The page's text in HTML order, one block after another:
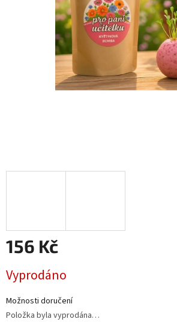
156 Kč
cena:
Vyprodáno
Možnosti doručení
Položka byla vyprodána…